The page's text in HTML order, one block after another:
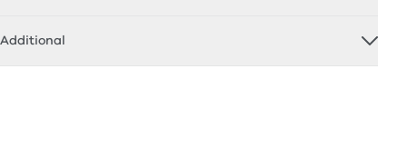
Additional